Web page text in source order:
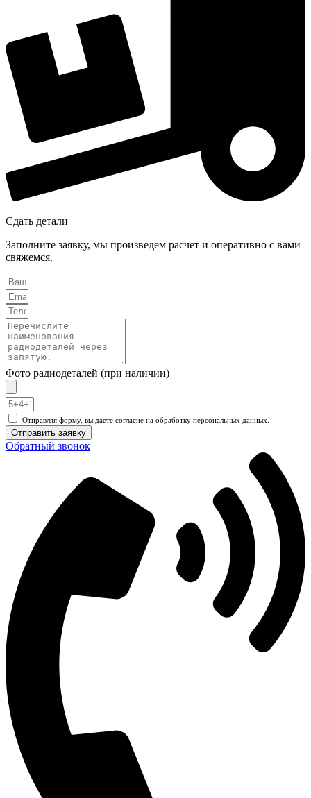
Сдать детали
Заполните заявку, мы произведем расчет и оперативно с вами
свяжемся.
Фото радиодеталей (при наличии)
Отправляя форму, вы даёте согласие на обработку персональных данных.
Отправить заявку
Обратный звонок